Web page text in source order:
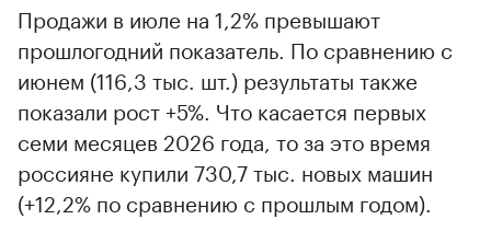
Продажи в июле на 1,2% превышают
прошлогодний показатель. По сравнению с
июнем (116,3 тыс. шт.) результаты также
показали рост +5%. Что касается первых
семи месяцев 2026 года, то за это время
россияне купили 730,7 тыс. новых машин
(+12,2% по сравнению с прошлым годом).